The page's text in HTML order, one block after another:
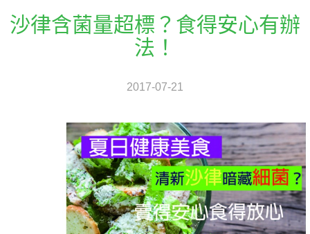
沙律含菌量超標？食得安心有辦
法！
2017-07-21